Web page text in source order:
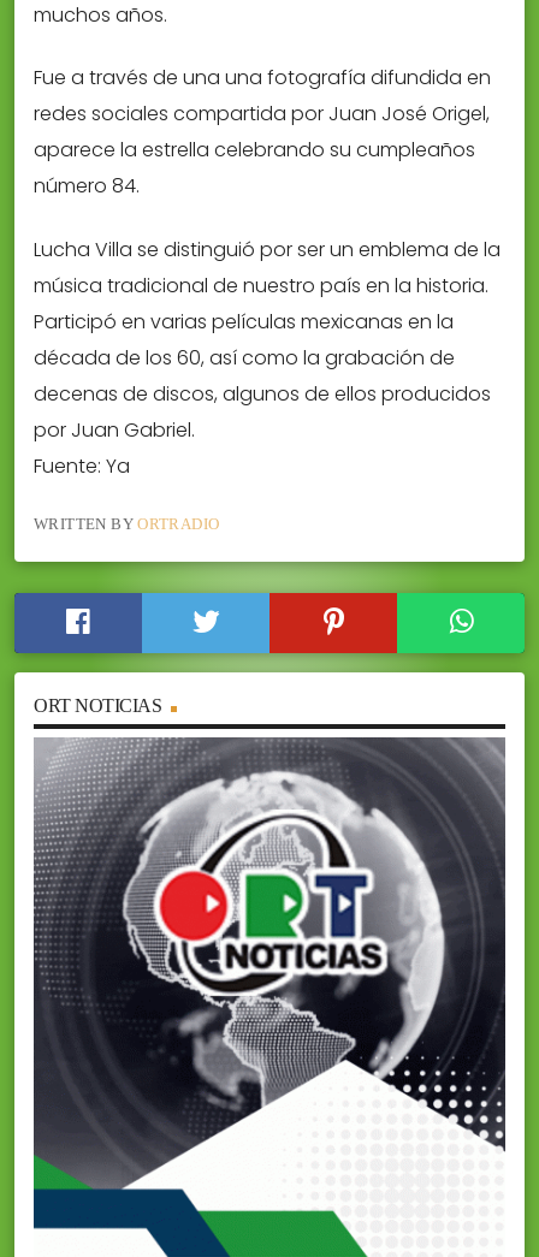
muchos años.
Fue a través de una una fotografía difundida en
redes sociales compartida por Juan José Origel,
aparece la estrella celebrando su cumpleaños
número 84.
Lucha Villa se distinguió por ser un emblema de la
música tradicional de nuestro país en la historia.
Participó en varias películas mexicanas en la
década de los 60, así como la grabación de
decenas de discos, algunos de ellos producidos
por Juan Gabriel.
Fuente: Ya
WRITTEN BYORTRADIO
ORT NOTICIAS